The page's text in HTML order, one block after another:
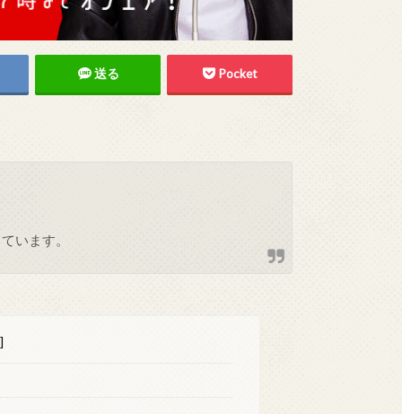
送る Pocket
います。
]